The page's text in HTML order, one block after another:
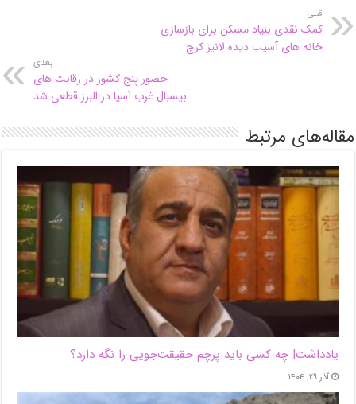
قبلی
کمک نقدی بنیاد مسکن برای بازسازی
خانه های آسیب دیده لانیز کرج
بعدی
حضور پنج کشور در رقابت های
بیسبال غرب آسیا در البرز قطعی شد
مقاله‌های مرتبط
یادداشت| ‌چه کسی باید پرچم حقیقت‌جویی را نگه دارد؟
آذر ۲۹, ۱۴۰۴